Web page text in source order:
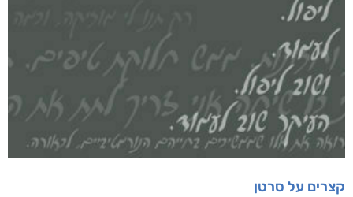
קצרים על סרטן